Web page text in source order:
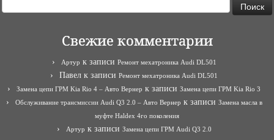
Свежие комментарии
Артур к записи Ремонт мехатроника Audi DL501
Павел к записи Ремонт мехатроника Audi DL501
Замена цепи ГРМ Kia Rio 4 – Авто Вернер к записи Замена цепи ГРМ Kia Rio 3
Обслуживание трансмиссии Audi Q3 2.0 – Авто Вернер к записи Замена масла в
муфте Haldex 4го поколения
Артур к записи Замена цепи ГРМ Audi Q3 2.0